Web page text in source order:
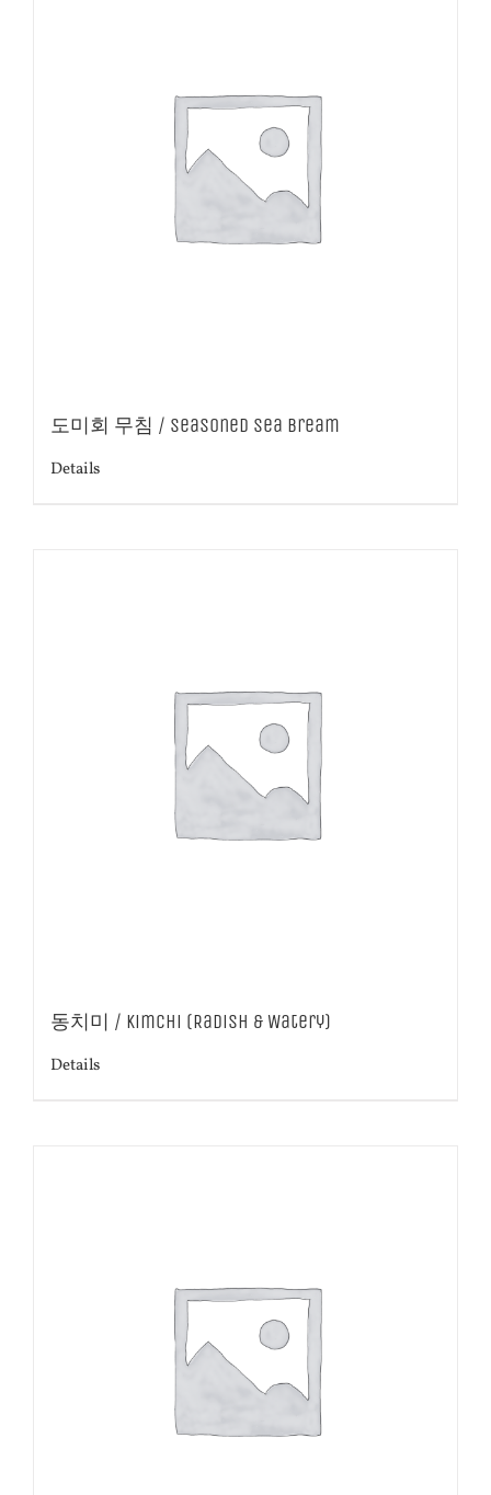
도미회 무침 / Seasoned Sea Bream
Details
동치미 / Kimchi (Radish & Watery)
Details